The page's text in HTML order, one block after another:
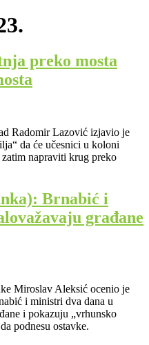
preko mosta
Radomir Lazović izjavio je
da će učesnici u koloni
napraviti krug preko
Brnabić i
građane
Miroslav Aleksić ocenio je
i ministri dva dana u
i pokazuju „vrhunsko
podnesu ostavke.